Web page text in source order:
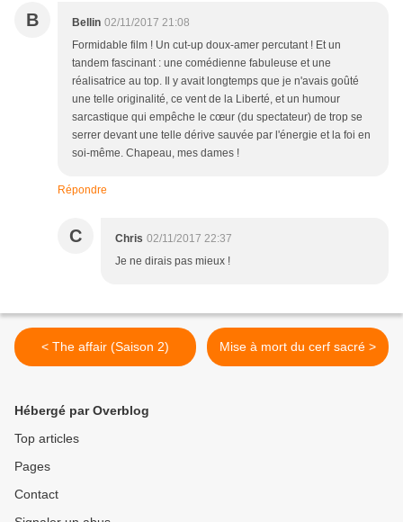
B Bellin 02/11/2017 21:08
Formidable film ! Un cut-up doux-amer percutant ! Et un
tandem fascinant : une comédienne fabuleuse et une
réalisatrice au top. Il y avait longtemps que je n'avais goûté
une telle originalité, ce vent de la Liberté, et un humour
sarcastique qui empêche le cœur (du spectateur) de trop se
serrer devant une telle dérive sauvée par l'énergie et la foi en
soi-même. Chapeau, mes dames !
Répondre
C Chris 02/11/2017 22:37
Je ne dirais pas mieux !
< The affair (Saison 2) Mise à mort du cerf sacré >
Hébergé par Overblog
Top articles
Pages
Contact